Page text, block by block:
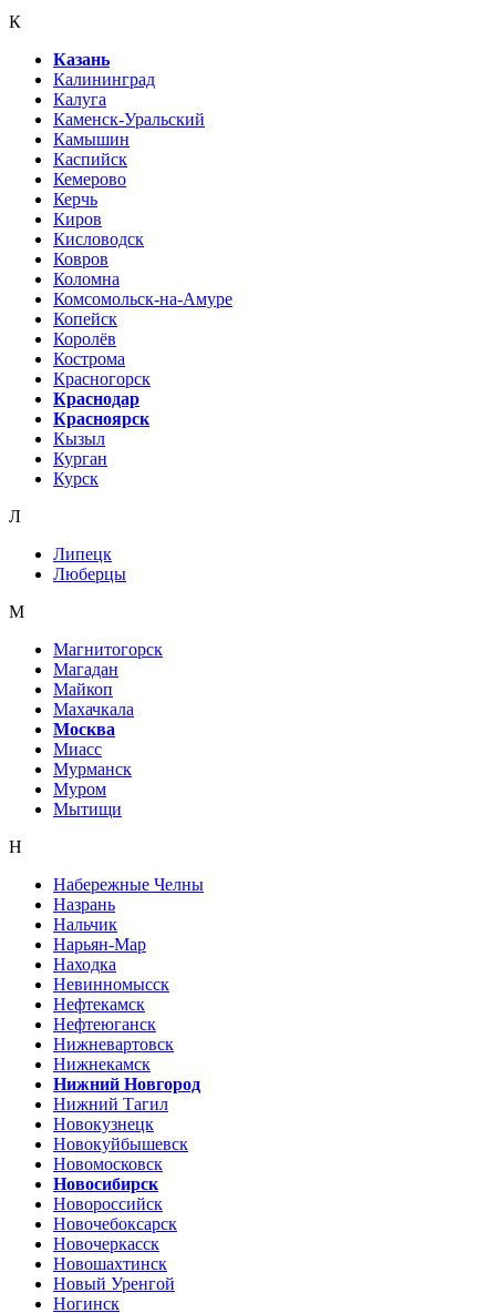
К
Казань
Калининград
Калуга
Каменск-Уральский
Камышин
Каспийск
Кемерово
Керчь
Киров
Кисловодск
Ковров
Коломна
Комсомольск-на-Амуре
Копейск
Королёв
Кострома
Красногорск
Краснодар
Красноярск
Кызыл
Курган
Курск
Л
Липецк
Люберцы
М
Магнитогорск
Магадан
Майкоп
Махачкала
Москва
Миасс
Мурманск
Муром
Мытищи
Н
Набережные Челны
Назрань
Нальчик
Нарьян-Мар
Находка
Невинномысск
Нефтекамск
Нефтеюганск
Нижневартовск
Нижнекамск
Нижний Новгород
Нижний Тагил
Новокузнецк
Новокуйбышевск
Новомосковск
Новосибирск
Новороссийск
Новочебоксарск
Новочеркасск
Новошахтинск
Новый Уренгой
Ногинск